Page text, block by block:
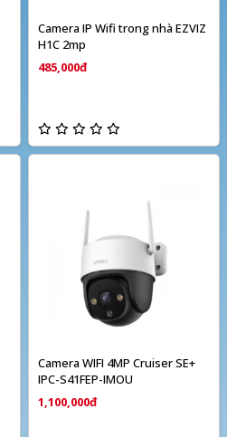
Camera IP Wifi trong nhà EZVIZ
H1C 2mp
485,000đ
Camera WIFI 4MP Cruiser SE+
IPC-S41FEP-IMOU
1,100,000đ